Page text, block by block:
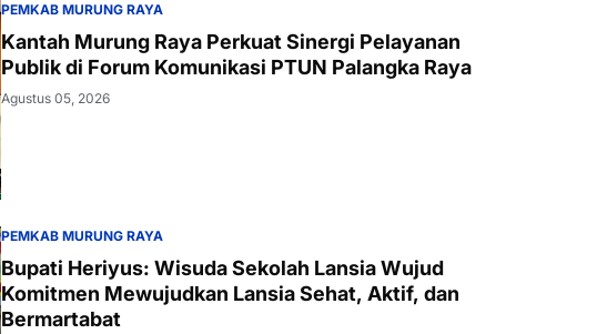
PEMKAB MURUNG RAYA
Kantah Murung Raya Perkuat Sinergi Pelayanan
Publik di Forum Komunikasi PTUN Palangka Raya
Agustus 05, 2026
PEMKAB MURUNG RAYA
Bupati Heriyus: Wisuda Sekolah Lansia Wujud
Komitmen Mewujudkan Lansia Sehat, Aktif, dan
Bermartabat